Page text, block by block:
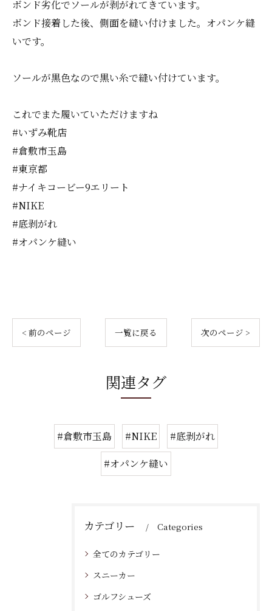
ボンド劣化でソールが剥がれてきています。
ボンド接着した後、側面を縫い付けました。オパンケ縫
いです。
ソールが黒色なので黒い糸で縫い付けています。
これでまた履いていただけますね
#いずみ靴店
#倉敷市玉島
#東京都
#ナイキコービー9エリート
#NIKE
#底剥がれ
#オパンケ縫い
< 前のページ 一覧に戻る 次のページ >
関連タグ
#倉敷市玉島 #NIKE
#底剥がれ
#オパンケ縫い
カテゴリー Categories
全てのカテゴリー
スニーカー
ゴルフシューズ